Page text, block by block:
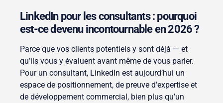
LinkedIn pour les consultants : pourquoi
est-ce devenu incontournable en 2026 ?
Parce que vos clients potentiels y sont déjà — et
qu’ils vous y évaluent avant même de vous parler.
Pour un consultant, LinkedIn est aujourd’hui un
espace de positionnement, de preuve d’expertise et
de développement commercial, bien plus qu’un